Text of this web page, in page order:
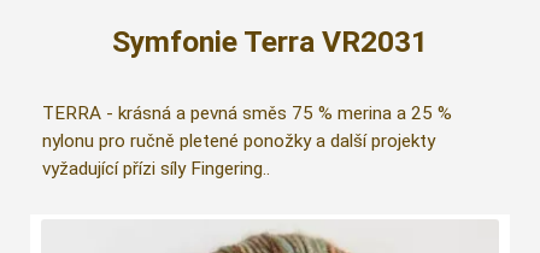
Symfonie Terra VR2031
TERRA - krásná a pevná směs 75 % merina a 25 %
nylonu pro ručně pletené ponožky a další projekty
vyžadující přízi síly Fingering..